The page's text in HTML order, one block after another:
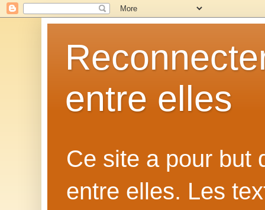
entre elles
Ce site a pour but
entre elles. Les